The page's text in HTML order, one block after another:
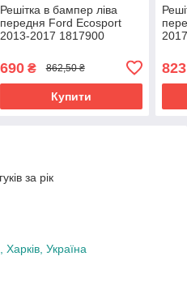
Решітка в бампер ліва
передня Ford Ecosport
2013-2017 1817900
690₴ 862,50 ₴
Купити
за рік
Україна